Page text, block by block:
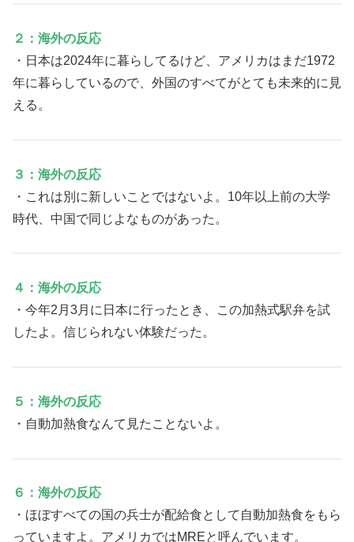
２：海外の反応
・日本は2024年に暮らしてるけど、アメリカはまだ1972
年に暮らしているので、外国のすべてがとても未来的に見
える。
３：海外の反応
・これは別に新しいことではないよ。10年以上前の大学
時代、中国で同じよなものがあった。
４：海外の反応
・今年2月3月に日本に行ったとき、この加熱式駅弁を試
したよ。信じられない体験だった。
５：海外の反応
・自動加熱食なんて見たことないよ。
６：海外の反応
・ほぼすべての国の兵士が配給食として自動加熱食をもら
っていますよ。アメリカではMREと呼んでいます。